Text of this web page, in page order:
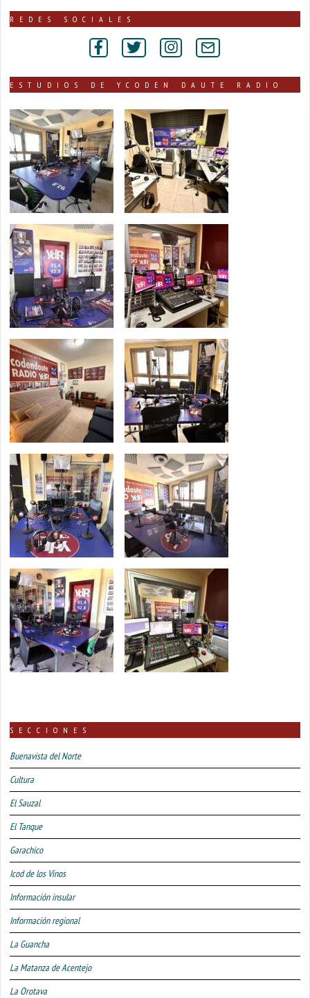
publicadas
REDES SOCIALES
ESTUDIOS DE YCODEN DAUTE RADIO
SECCIONES
Buenavista del Norte
Cultura
El Sauzal
El Tanque
Garachico
Icod de los Vinos
Información insular
Información regional
La Guancha
La Matanza de Acentejo
La Orotava